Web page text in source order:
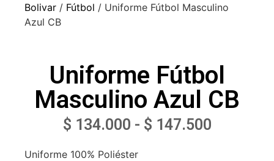
Bolivar / Fútbol / Uniforme Fútbol Masculino
Azul CB
Uniforme Fútbol
Masculino Azul CB
$ 134.000 - $ 147.500
Uniforme 100% Poliéster